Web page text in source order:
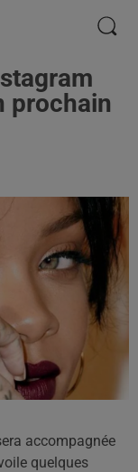
prochain
accompagnée
quelques